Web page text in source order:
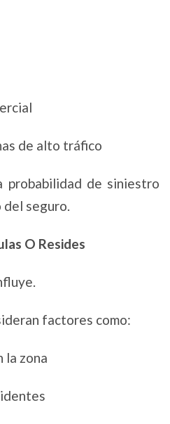
de alto tráfico
probabilidad de siniestro
seguro.
O Resides
factores como:
la zona